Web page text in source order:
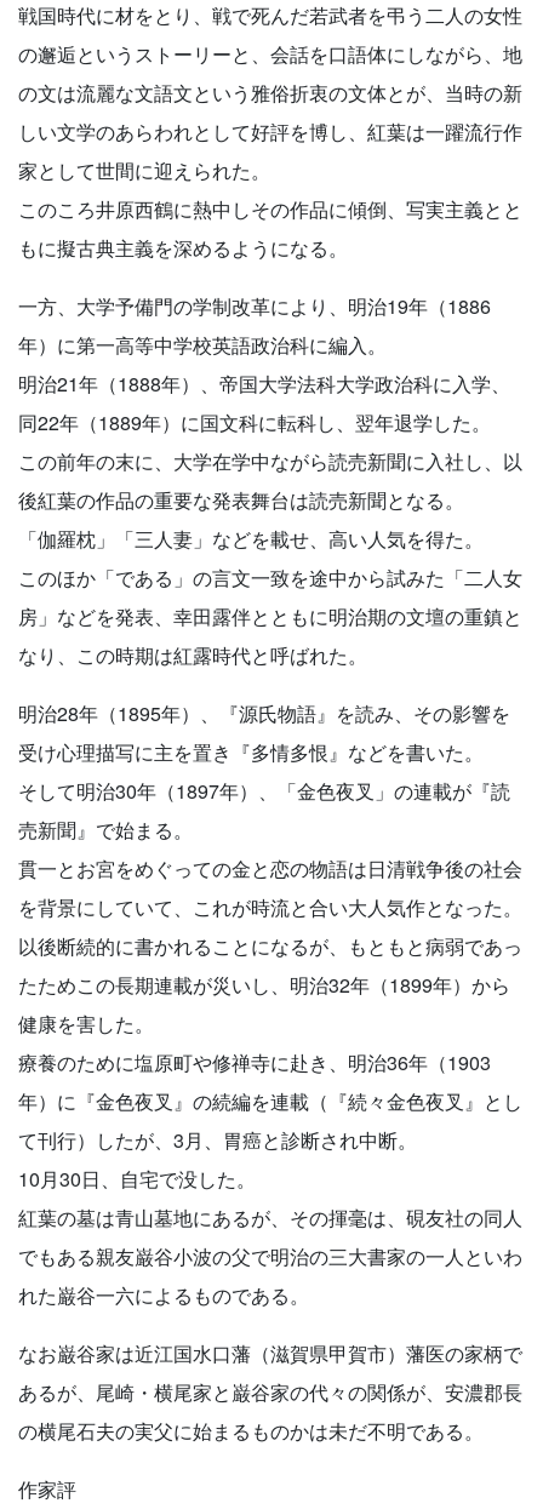
戦国時代に材をとり、戦で死んだ若武者を弔う二人の女性
の邂逅というストーリーと、会話を口語体にしながら、地
の文は流麗な文語文という雅俗折衷の文体とが、当時の新
しい文学のあらわれとして好評を博し、紅葉は一躍流行作
家として世間に迎えられた。
このころ井原西鶴に熱中しその作品に傾倒、写実主義とと
もに擬古典主義を深めるようになる。
一方、大学予備門の学制改革により、明治19年（1886
年）に第一高等中学校英語政治科に編入。
明治21年（1888年）、帝国大学法科大学政治科に入学、
同22年（1889年）に国文科に転科し、翌年退学した。
この前年の末に、大学在学中ながら読売新聞に入社し、以
後紅葉の作品の重要な発表舞台は読売新聞となる。
「伽羅枕」「三人妻」などを載せ、高い人気を得た。
このほか「である」の言文一致を途中から試みた「二人女
房」などを発表、幸田露伴とともに明治期の文壇の重鎮と
なり、この時期は紅露時代と呼ばれた。
明治28年（1895年）、『源氏物語』を読み、その影響を
受け心理描写に主を置き『多情多恨』などを書いた。
そして明治30年（1897年）、「金色夜叉」の連載が『読
売新聞』で始まる。
貫一とお宮をめぐっての金と恋の物語は日清戦争後の社会
を背景にしていて、これが時流と合い大人気作となった。
以後断続的に書かれることになるが、もともと病弱であっ
たためこの長期連載が災いし、明治32年（1899年）から
健康を害した。
療養のために塩原町や修禅寺に赴き、明治36年（1903
年）に『金色夜叉』の続編を連載（『続々金色夜叉』とし
て刊行）したが、3月、胃癌と診断され中断。
10月30日、自宅で没した。
紅葉の墓は青山墓地にあるが、その揮毫は、硯友社の同人
でもある親友巌谷小波の父で明治の三大書家の一人といわ
れた巌谷一六によるものである。
なお巌谷家は近江国水口藩（滋賀県甲賀市）藩医の家柄で
あるが、尾崎・横尾家と巌谷家の代々の関係が、安濃郡長
の横尾石夫の実父に始まるものかは未だ不明である。
作家評